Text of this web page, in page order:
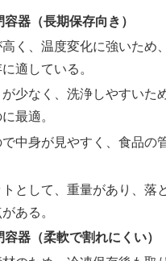
器（長期保存向き）
く、温度変化に強いため
適している。
少なく、洗浄しやすいた
最適。
中身が見やすく、食品の
として、重量があり、落
ある。
器（柔軟で割れにくい）